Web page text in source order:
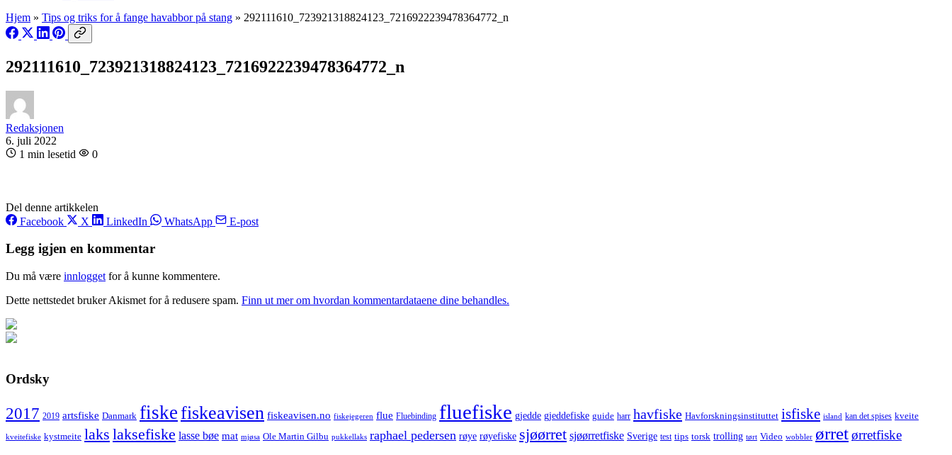
Hjem » Tips og triks for å fange havabbor på stang » 292111610_723921318824123_7216922239478364772_n
292111610_723921318824123_7216922239478364772_n
Redaksjonen
6. juli 2022
1 min lesetid
0
Del denne artikkelen
Facebook
X LinkedIn WhatsApp E-post
Legg igjen en kommentar
Du må være innlogget for å kunne kommentere.
Dette nettstedet bruker Akismet for å redusere spam. Finn ut mer om hvordan kommentardataene dine behandles.
Ordsky
2017 2019 artsfiske Danmark fiskefiskeavisen fiskeavisen.no fiskejegeren flue Fluebinding fluefiske gjedde gjeddefiske guide harr havfiske Havforskningsinstituttet isfiske island kan det spises kveite
kveitefiske kystmeite laks laksefiske lasse bøe mat mjøsa Ole Martin Gilbu pukkellaks raphael pedersen røye røyefiske sjøørret sjøørretfiske Sverige test tips torsk trolling tørt Video wobbler ørretørretfiske